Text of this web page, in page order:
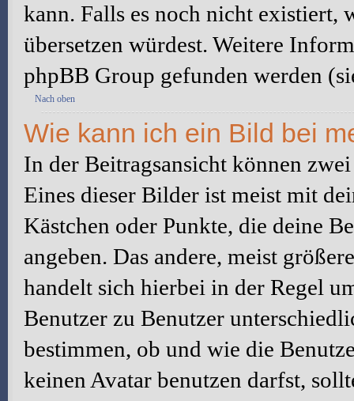
kann. Falls es noch nicht existiert,
übersetzen würdest. Weitere
phpBB Group gefunden werden
Nach oben
Wie kann ich ein Bild bei
In der Beitragsansicht können
Eines dieser Bilder ist meist mit
Kästchen oder Punkte, die deine
angeben. Das andere, meist
handelt sich hierbei in der Regel
Benutzer zu Benutzer
bestimmen, ob und wie die
keinen Avatar benutzen darfst,